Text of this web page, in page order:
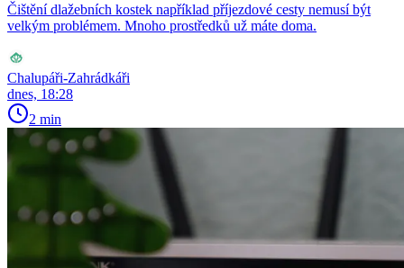
Čištění dlažebních kostek například příjezdové cesty nemusí být
velkým problémem. Mnoho prostředků už máte doma.
Chalupáři-Zahrádkáři
dnes, 18:28
2 min